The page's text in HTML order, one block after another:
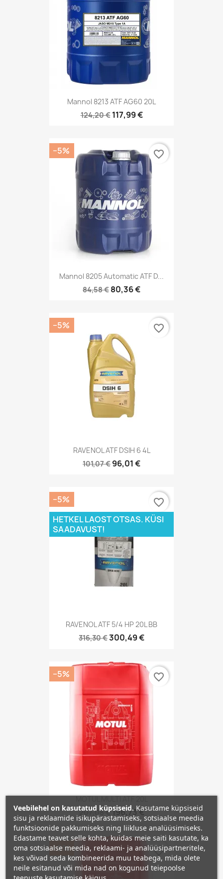
Mannol 8213 ATF AG60 20L
124,20 € 117,99 €
Mannol 8205 Automatic ATF D...
84,58 € 80,36 €
−5% favorite_border
RAVENOL ATF DSIH 6 4L
101,07 € 96,01 €
−5% favorite_border
RAVENOL ATF 5/4 HP 20L BB
316,30 €300,49 €
−5%
HETKEL LAOST OTSAS. KÜSI
SAADAVUST!
favorite_border
MOTUL MULTI ATF 20L
207,08 €196,73 €
−5% favorite_border
−5% favorite_border
Veebilehel on kasutatud küpsiseid.Kasutame küpsiseid
sisu ja reklaamide isikupärastamiseks, sotsiaalse meedia
funktsioonide pakkumiseks ning liikluse analüüsimiseks.
Edastame teavet selle kohta, kuidas meie saiti kasutate, ka
oma sotsiaalse meedia, reklaami- ja analüüsipartneritele,
kes võivad seda kombineerida muu teabega, mida olete
neile esitanud või mida nad on kogunud teiepoolse